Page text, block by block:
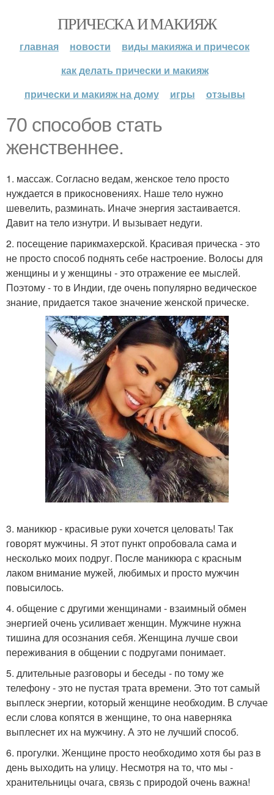
ПРИЧЕСКА И МАКИЯЖ
главная новости
виды макияжа и причесок
как делать прически и макияж
прически и макияж на дому
игры отзывы
70 способов стать
женственнее.
1. массаж. Согласно ведам, женское тело просто
нуждается в прикосновениях. Наше тело нужно
шевелить, разминать. Иначе энергия застаивается.
Давит на тело изнутри. И вызывает недуги.
2. посещение парикмахерской. Красивая прическа - это
не просто способ поднять себе настроение. Волосы для
женщины и у женщины - это отражение ее мыслей.
Поэтому - то в Индии, где очень популярно ведическое
знание, придается такое значение женской прическе.
3. маникюр - красивые руки хочется целовать! Так
говорят мужчины. Я этот пункт опробовала сама и
несколько моих подруг. После маникюра с красным
лаком внимание мужей, любимых и просто мужчин
повысилось.
4. общение с другими женщинами - взаимный обмен
энергией очень усиливает женщин. Мужчине нужна
тишина для осознания себя. Женщина лучше свои
переживания в общении с подругами понимает.
5. длительные разговоры и беседы - по тому же
телефону - это не пустая трата времени. Это тот самый
выплеск энергии, который женщине необходим. В случае
если слова копятся в женщине, то она наверняка
выплеснет их на мужчину. А это не лучший способ.
6. прогулки. Женщине просто необходимо хотя бы раз в
день выходить на улицу. Несмотря на то, что мы -
хранительницы очага, связь с природой очень важна!